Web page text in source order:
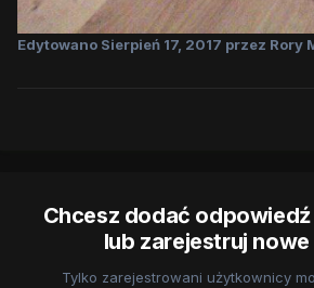
Edytowano Sierpień 17, 2017 przez Rory
Chcesz dodać odpowiedź
lub zarejestruj
Tylko zarejestrowani użytkownicy